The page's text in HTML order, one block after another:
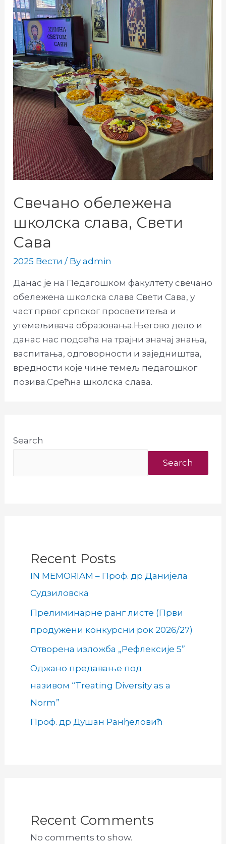
Свечано обележена
школска слава, Свети
Сава
2025 Вести / Byadmin
Данас је на Педагошком факултету свечано
обележена школска слава Свети Сава, у
част првог српског просветитеља и
утемељивача образовања.Његово дело и
данас нас подсећа на трајни значај знања,
васпитања, одговорности и заједништва,
вредности које чине темељ педагошког
позива.Срећна школска слава.
Search
Search
Recent Posts
IN MEMORIAM – Проф. др Данијела
Судзиловска
Прелиминарне ранг листе (Први
продужени конкурсни рок 2026/27)
Отворена изложба „Рефлексије 5”
Оджано предавање под
називом “Treating Diversity as a
Norm”
Проф. др Душан Ранђеловић
Recent Comments
No comments to show.